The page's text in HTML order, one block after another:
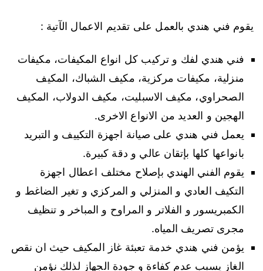
يقوم فني هندي بالعمل على تقديم الاعمال الآتية :
فني هندي لفك و تركيب كل انواع المكيفات، مكيفات
منزلية، مكيفات مركزية، مكيف الشباك، المكيف
الصحراوي، مكيف الاسبليت، مكيف الدولاب، المكيف
الهجين و العديد من الانواع الاخرى.
يعمل فني هندي على صيانة اجهزة التكييف و التبريد
بانواعها كلها بإتقان عالي و دقة كبيرة.
يقوم الفني الهندي بإصلاح مختلف اعطال اجهزة
التكيف العادي و المنزلي و المركزي و تغير الضاغط و
الكمبريسور و الفلاتر و المراوح و المباخر و تنظيف
مجرى تصريف المياه.
يؤمن فني هندي خدمة تعبئة غاز المكيف حيث ان نقص
الغاز يسبب عدم كفاءة و جودة الجهاز لذلك نؤمن